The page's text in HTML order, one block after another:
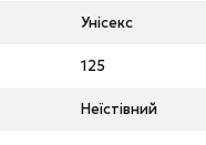
Унісекс
125
Неїстівний